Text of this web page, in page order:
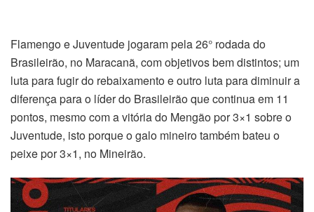
Flamengo e Juventude jogaram pela 26° rodada do
Brasileirão, no Maracanã, com objetivos bem distintos; um
luta para fugir do rebaixamento e outro luta para diminuir a
diferença para o líder do Brasileirão que continua em 11
pontos, mesmo com a vitória do Mengão por 3×1 sobre o
Juventude, isto porque o galo mineiro também bateu o
peixe por 3×1, no Mineirão.